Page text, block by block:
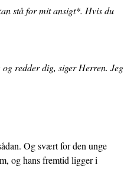
stå for mit ansigt*. Hvis du
redder dig, siger Herren. Jeg
Og svært for den unge
og hans fremtid ligger i